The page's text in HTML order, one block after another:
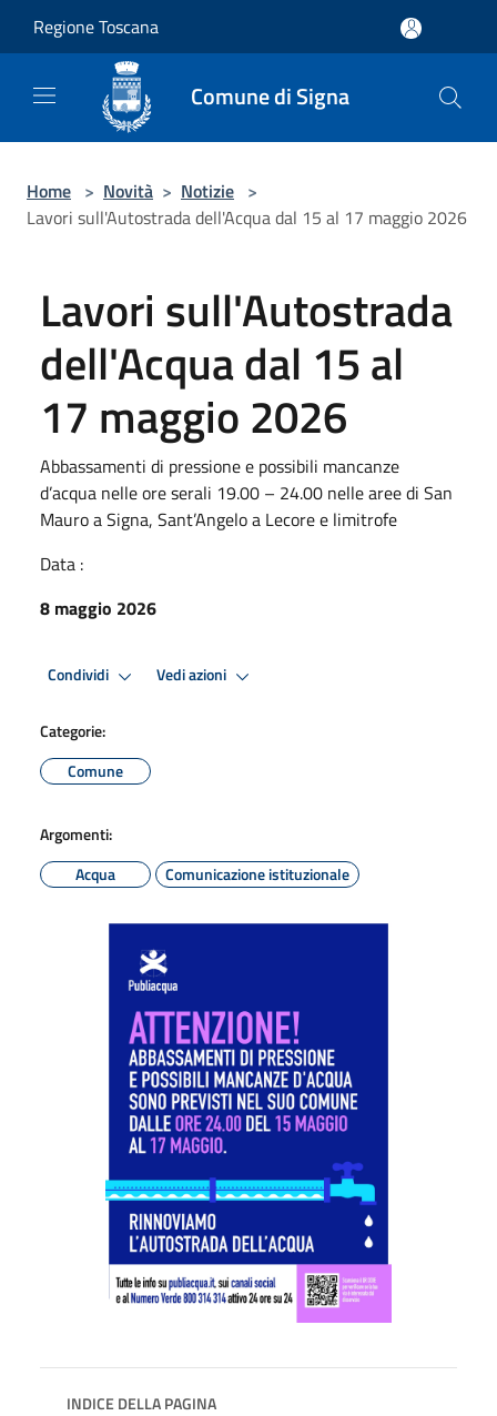
Regione Toscana
Comune di Signa
Home > Novità > Notizie >
Lavori sull'Autostrada dell'Acqua dal 15 al 17 maggio 2026
Lavori sull'Autostrada
dell'Acqua dal 15 al
17 maggio 2026
Abbassamenti di pressione e possibili mancanze
d’acqua nelle ore serali 19.00 – 24.00 nelle aree di San
Mauro a Signa, Sant’Angelo a Lecore e limitrofe
Data :
8 maggio 2026
Condividi Vedi azioni
Categorie:
Comune
Argomenti:
Acqua
Comunicazione istituzionale
INDICE DELLA PAGINA